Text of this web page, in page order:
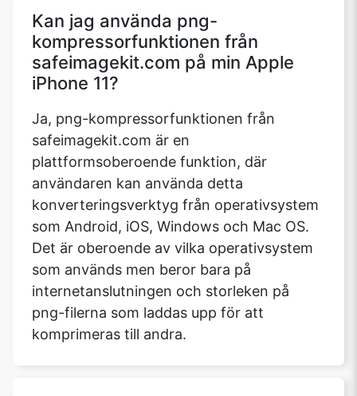
Kan jag använda png-
kompressorfunktionen från
safeimagekit.com på min Apple
iPhone 11?
Ja, png-kompressorfunktionen från
safeimagekit.com är en
plattformsoberoende funktion, där
användaren kan använda detta
konverteringsverktyg från operativsystem
som Android, iOS, Windows och Mac OS.
Det är oberoende av vilka operativsystem
som används men beror bara på
internetanslutningen och storleken på
png-filerna som laddas upp för att
komprimeras till andra.